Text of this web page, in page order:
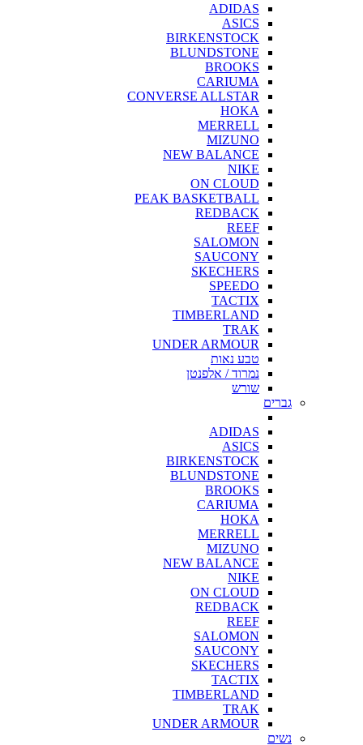
ADIDAS
ASICS
BIRKENSTOCK
BLUNDSTONE
BROOKS
CARIUMA
CONVERSE ALLSTAR
HOKA
MERRELL
MIZUNO
NEW BALANCE
NIKE
ON CLOUD
PEAK BASKETBALL
REDBACK
REEF
SALOMON
SAUCONY
SKECHERS
SPEEDO
TACTIX
TIMBERLAND
TRAK
UNDER ARMOUR
טבע נאות
נמרוד / אלפנטן
שורש
גברים
ADIDAS
ASICS
BIRKENSTOCK
BLUNDSTONE
BROOKS
CARIUMA
HOKA
MERRELL
MIZUNO
NEW BALANCE
NIKE
ON CLOUD
REDBACK
REEF
SALOMON
SAUCONY
SKECHERS
TACTIX
TIMBERLAND
TRAK
UNDER ARMOUR
נשים